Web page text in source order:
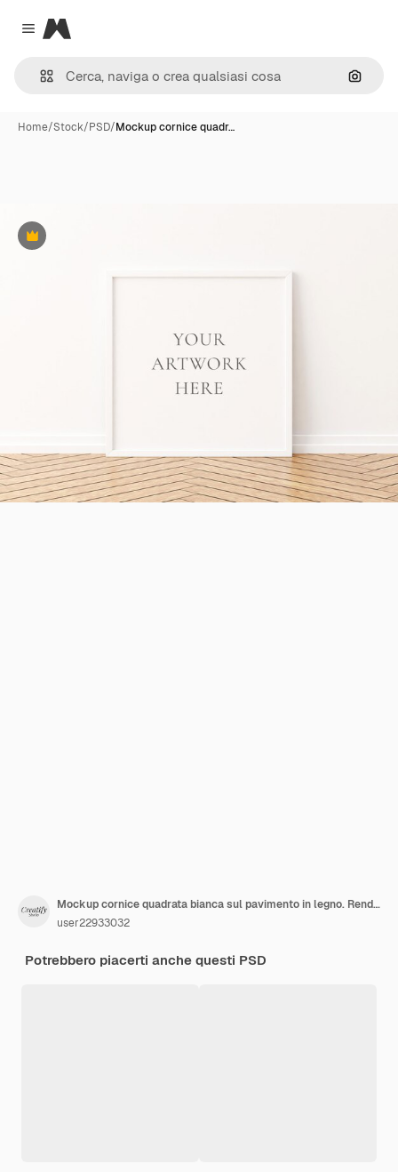
Close menu
Magnific
Cerca
Home/Stock/PSD/Mockup cornice quadr…
Premium
Mockup cornice quadrata bianca sul pavimento in legno. Rendering 3D.
user22933032
Potrebbero piacerti anche questi PSD